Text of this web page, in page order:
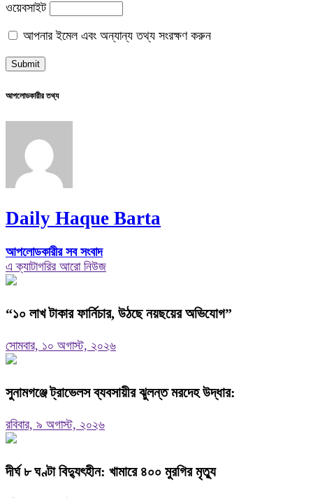
ওয়েবসাইট
আপনার ইমেল এবং অন্যান্য তথ্য সংরক্ষণ করুন
আপলোডকারীর তথ্য
Daily Haque Barta
আপলোডকারীর সব সংবাদ
এ ক্যাটাগরির আরো নিউজ
“১০ লাখ টাকার ফার্নিচার, উঠছে নয়ছয়ের অভিযোগ”
সোমবার, ১০ অগাস্ট, ২০২৬
সুনামগঞ্জে ট্রাভেলস ব্যবসায়ীর ঝুলন্ত মরদেহ উদ্ধার:
রবিবার, ৯ অগাস্ট, ২০২৬
দীর্ঘ ৮ ঘণ্টা বিদ্যুৎহীন: খামারে ৪০০ মুরগির মৃত্যু